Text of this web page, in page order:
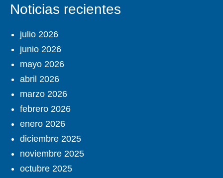
Noticias recientes
julio 2026
junio 2026
mayo 2026
abril 2026
marzo 2026
febrero 2026
enero 2026
diciembre 2025
noviembre 2025
octubre 2025